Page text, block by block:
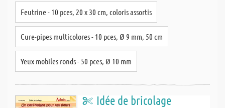
Feutrine - 10 pces, 20 x 30 cm, coloris assortis
Cure-pipes multicolores - 10 pces, Ø 9 mm, 50 cm
Yeux mobiles ronds - 50 pces, Ø 10 mm
Idée de bricolage